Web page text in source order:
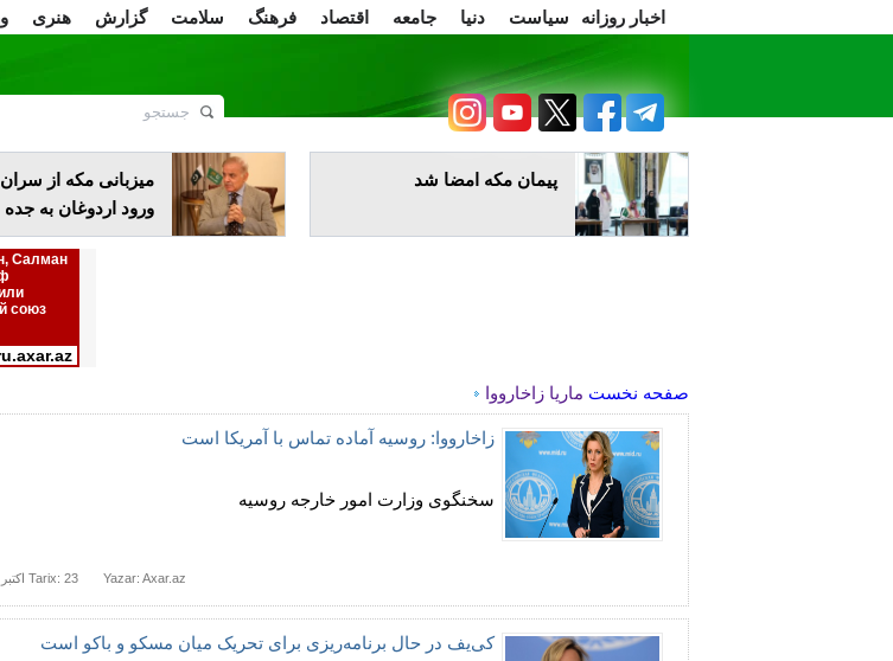
اخبار روزانه سیاست دنیا جامعه اقتصاد فرهنگ سلامت گزارش هنری
پیمان مکه امضا شد
میزبانی مکه از
ورود اردوغان به جده
صفحه نخست ماریا زاخارووا
زاخارووا: روسیه آماده تماس با آمریکا است
سخنگوی وزارت امور خارجه روسیه
Tarix: 23 اکتبر 2025 17:25 Yazar: Axar.az
کی‌یف در حال برنامه‌ریزی برای تحریک میان مسکو و باکو است